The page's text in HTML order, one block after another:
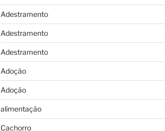
Adestramento
Adestramento
Adestramento
Adoção
Adoção
alimentação
Cachorro